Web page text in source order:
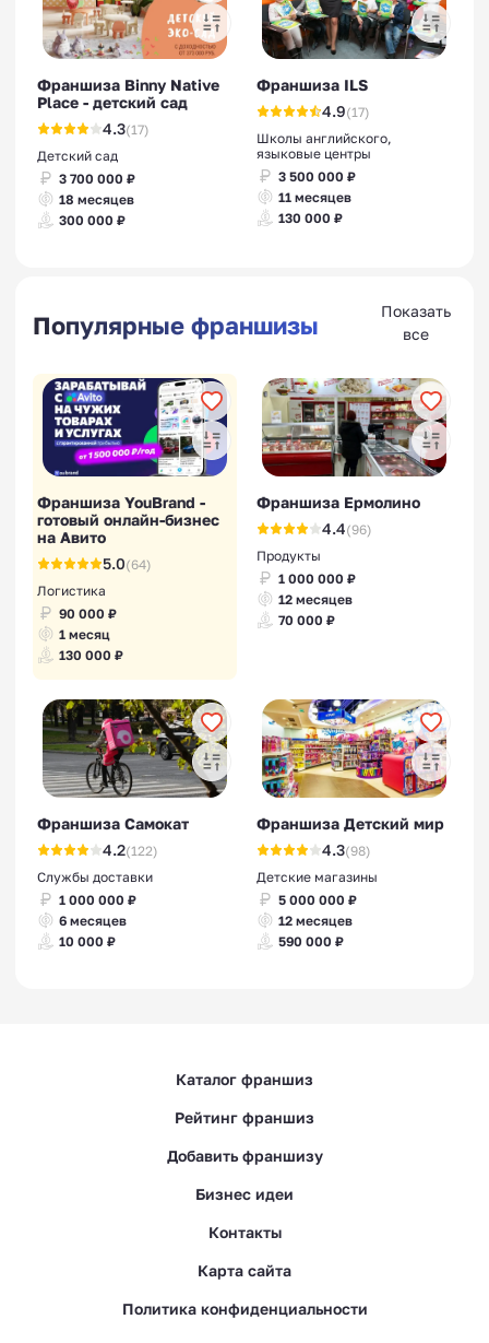
Франшиза Binny Native
Place - детский сад
4.3(17)
Детский сад
3 700 000 ₽
18 месяцев
300 000 ₽
Франшиза ILS
4.9(17)
Школы английского,
языковые центры
3 500 000 ₽
11 месяцев
130 000 ₽
Популярные франшизы
Показать
все
Франшиза YouBrand -
готовый онлайн-бизнес
на Авито
5.0(64)
Логистика
90 000 ₽
1 месяц
130 000 ₽
Франшиза Ермолино
4.4(96)
Продукты
1 000 000 ₽
12 месяцев
70 000 ₽
Франшиза Самокат
4.2(122)
Службы доставки
1 000 000 ₽
6 месяцев
10 000 ₽
Франшиза Детский мир
4.3(98)
Детские магазины
5 000 000 ₽
12 месяцев
590 000 ₽
Каталог франшиз
Рейтинг франшиз
Добавить франшизу
Бизнес идеи
Контакты
Карта сайта
Политика конфиденциальности